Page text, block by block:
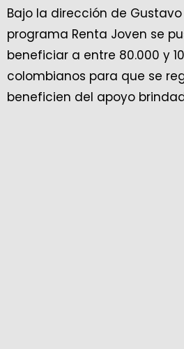
Bajo la dirección de Gustavo
programa Renta Joven se
beneficiar a entre 80.000 y
colombianos para que se
beneficien del apoyo